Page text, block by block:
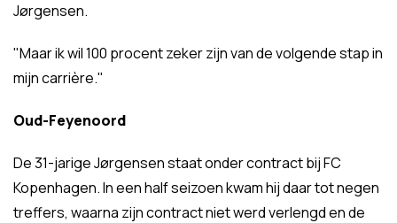
Jørgensen.
"Maar ik wil 100 procent zeker zijn van de volgende stap in
mijn carrière."
Oud-Feyenoord
De 31-jarige Jørgensen staat onder contract bij FC
Kopenhagen. In een half seizoen kwam hij daar tot negen
treffers, waarna zijn contract niet werd verlengd en de